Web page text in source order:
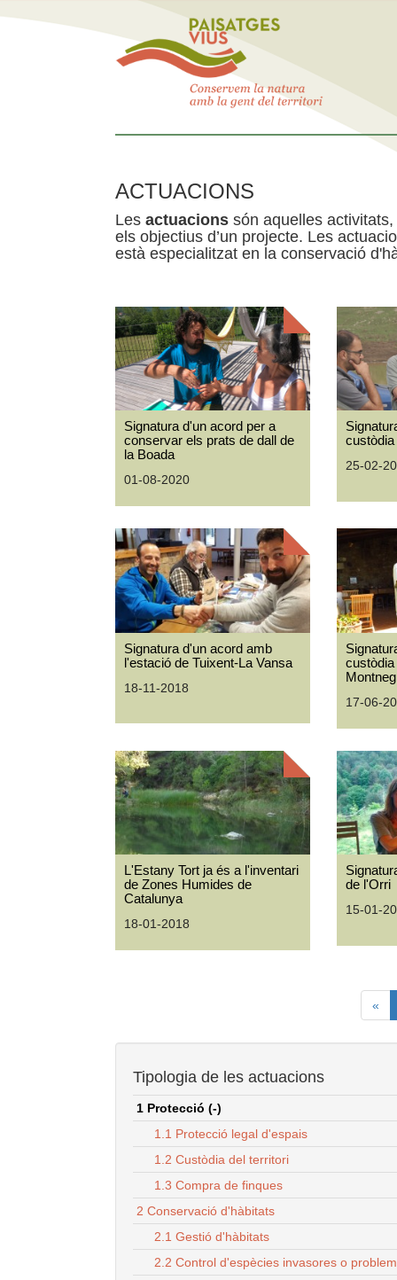
ACTUACIONS
Les actuacions són aquelles
els objectius d’un projecte. Les
està especialitzat en la conservació
Signatura d'un acord per a
conservar els prats de dall de
la Boada
01-08-2020
25-02-
Signatura d'un acord amb
l'estació de Tuixent-La Vansa
18-11-2018
17-06-
L'Estany Tort ja és a l'inventari
de Zones Humides de
Catalunya
18-01-2018
de l'Orri
15-01-
«
Tipologia de les actuacions
1 Protecció (-)
1.1 Protecció legal d'espais
1.2 Custòdia del territori
1.3 Compra de finques
2 Conservació d'hàbitats
2.1 Gestió d'hàbitats
2.2 Control d'espècies invasores o